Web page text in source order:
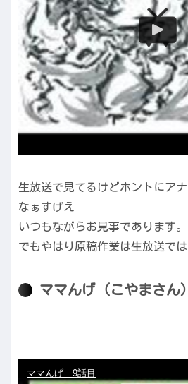
生放送で見てるけどホントにア
なぁすげえ
いつもながらお見事であります。
でもやはり原稿作業は生放送では
ママんげ（こやまさん）